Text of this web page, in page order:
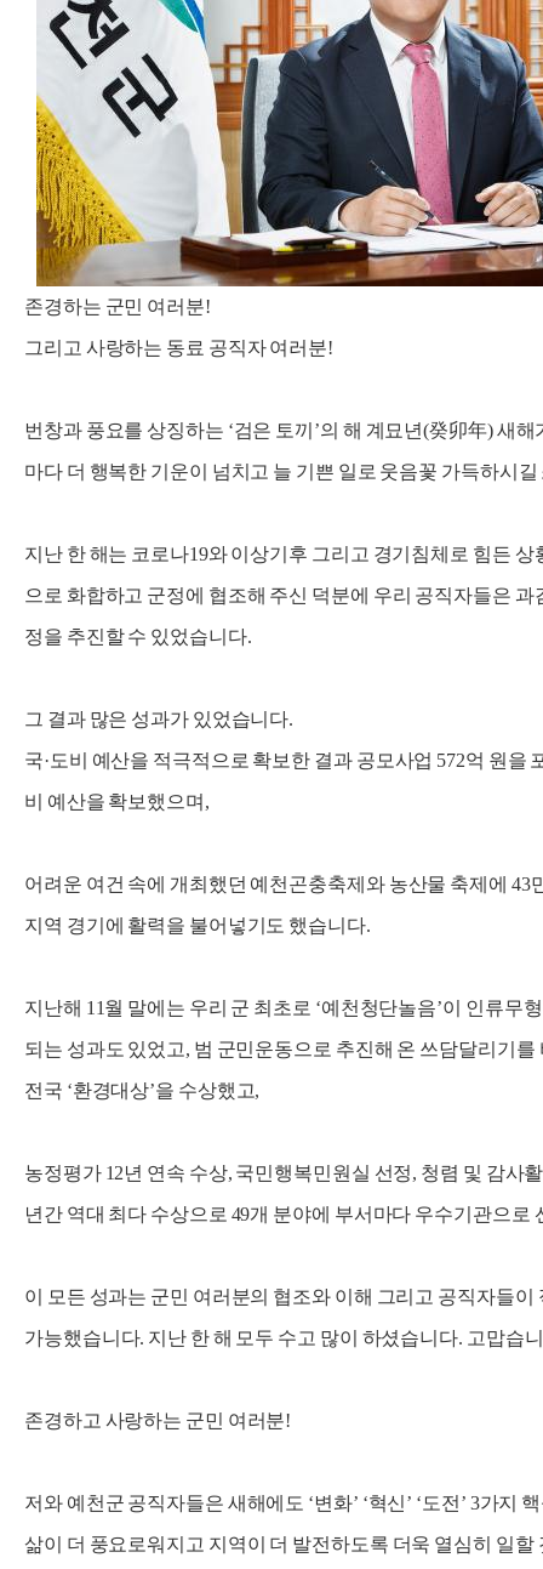
존경하는 군민 여러분!
그리고 사랑하는 동료 공직자 여러분!
번창과 풍요를 상징하는 ‘검은 토끼’의 해 계묘년(癸卯年) 새
마다 더 행복한 기운이 넘치고 늘 기쁜 일로 웃음꽃 가득하시
지난 한 해는 코로나19와 이상기후 그리고 경기침체로 힘든
으로 화합하고 군정에 협조해 주신 덕분에 우리 공직자들은
정을 추진할 수 있었습니다.
그 결과 많은 성과가 있었습니다.
국·도비 예산을 적극적으로 확보한 결과 공모사업 572억 원을
비 예산을 확보했으며,
어려운 여건 속에 개최했던 예천곤충축제와 농산물 축제에 43
지역 경기에 활력을 불어넣기도 했습니다.
지난해 11월 말에는 우리 군 최초로 ‘예천청단놀음’이 인류무
되는 성과도 있었고, 범 군민운동으로 추진해 온 쓰담달리기
전국 ‘환경대상’을 수상했고,
농정평가 12년 연속 수상, 국민행복민원실 선정, 청렴 및 감사
년간 역대 최다 수상으로 49개 분야에 부서마다 우수기관으로
이 모든 성과는 군민 여러분의 협조와 이해 그리고 공직자들
가능했습니다. 지난 한 해 모두 수고 많이 하셨습니다. 고맙습
존경하고 사랑하는 군민 여러분!
저와 예천군 공직자들은 새해에도 ‘변화’ ‘혁신’ ‘도전’ 3가지
삶이 더 풍요로워지고 지역이 더 발전하도록 더욱 열심히 일할